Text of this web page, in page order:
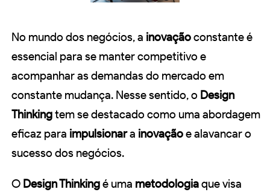
No mundo dos negócios, a inovaçãoconstante é
essencial para se manter competitivo e
acompanhar as demandas do mercado em
constante mudança. Nesse sentido, o Design
Thinkingtem se destacado como uma abordagem
eficaz para impulsionara inovaçãoe alavancar o
sucesso dos negócios.
O Design Thinkingé uma metodologiaque visa